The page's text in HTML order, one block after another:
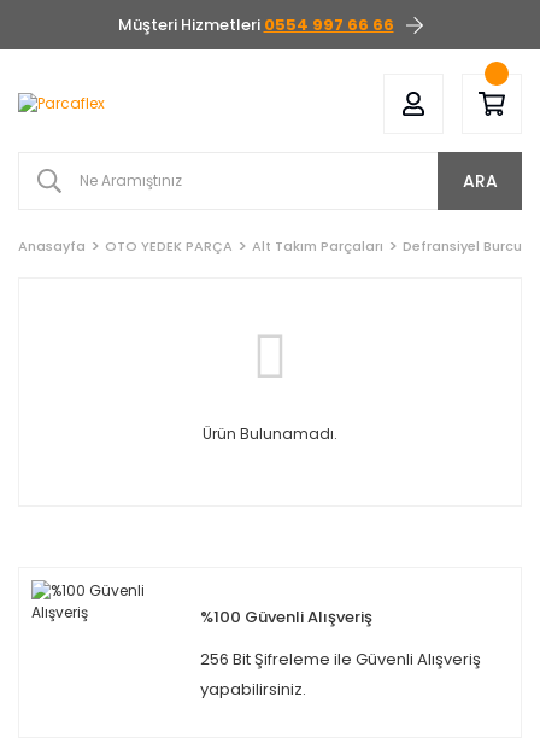
Müşteri Hizmetleri 0554 997 66 66
ARA
Anasayfa OTO YEDEK PARÇA Alt Takım Parçaları Defransiyel Burcu
Ürün Bulunamadı.
%100 Güvenli Alışveriş
256 Bit Şifreleme ile Güvenli Alışveriş
yapabilirsiniz.